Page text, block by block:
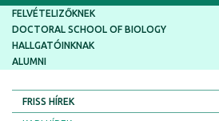
FELVÉTELIZŐKNEK
DOCTORAL SCHOOL OF BIOLOGY
HALLGATÓINKNAK
ALUMNI
FRISS HÍREK